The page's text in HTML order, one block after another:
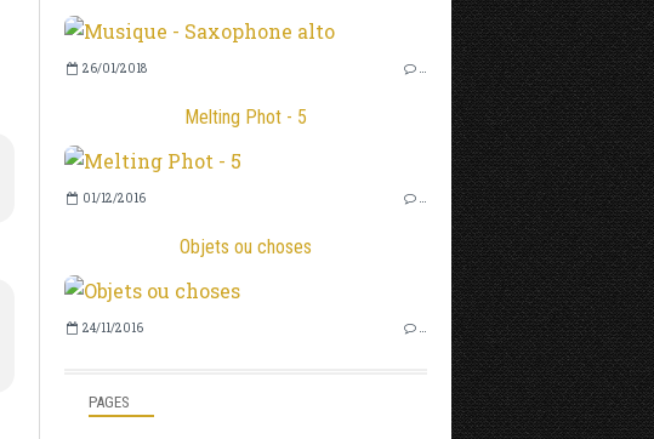
26/01/2018 …
Melting Phot - 5
01/12/2016 …
Objets ou choses
24/11/2016 …
PAGES